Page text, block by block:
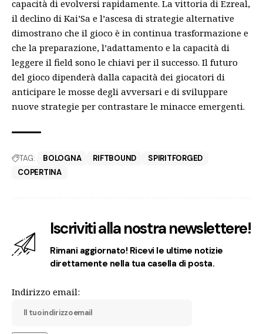
capacità di evolversi rapidamente. La vittoria di Ezreal,
il declino di Kai’Sa e l’ascesa di strategie alternative
dimostrano che il gioco è in continua trasformazione e
che la preparazione, l’adattamento e la capacità di
leggere il field sono le chiavi per il successo. Il futuro
del gioco dipenderà dalla capacità dei giocatori di
anticipare le mosse degli avversari e di sviluppare
nuove strategie per contrastare le minacce emergenti.
TAG: BOLOGNA RIFTBOUND
SPIRITFORGED
COPERTINA
Iscriviti alla nostra newslettere!
Rimani aggiornato! Ricevi le ultime notizie
direttamente nella tua casella di posta.
Indirizzo email: